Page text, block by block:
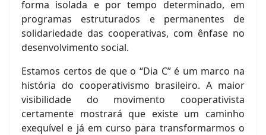
forma isolada e por tempo determinado, em
programas estruturados e permanentes de
solidariedade das cooperativas, com ênfase no
desenvolvimento social.
Estamos certos de que o “Dia C” é um marco na
história do cooperativismo brasileiro. A maior
visibilidade do movimento cooperativista
certamente mostrará que existe um caminho
exequível e já em curso para transformarmos o